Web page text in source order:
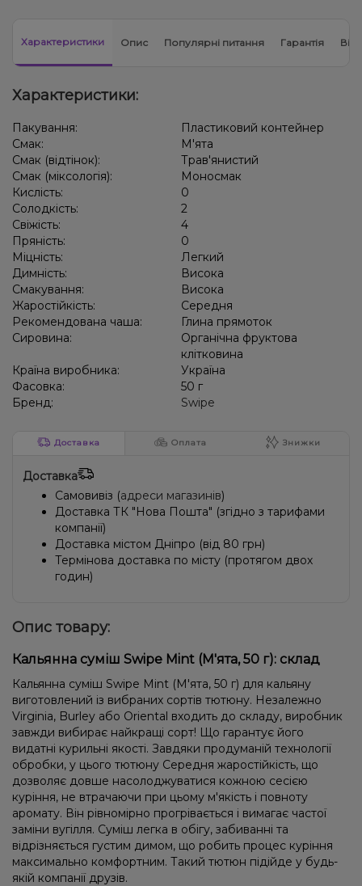
Характеристики Опис Популярні питання Гарантія
Характеристики:
Пакування:
Пластиковий контейнер
Смак:
М'ята
Смак (відтінок):
Трав'янистий
Смак (міксологія):
Моносмак
Кислість:
0
Солодкість:
2
Свіжість:
4
Пряність:
0
Міцність:
Легкий
Димність:
Висока
Смакування:
Висока
Жаростійкість:
Середня
Рекомендована чаша:
Глина прямоток
Сировина:
Органічна фруктова
клітковина
Країна виробника:
Україна
Фасовка:
50 г
Бренд:
Swipe
Доставка Оплата Знижки
Доставка
Самовивіз (адреси магазинів)
Доставка ТК "Нова Пошта" (згідно з тарифами
компанії)
Доставка містом Дніпро (від 80 грн)
Термінова доставка по місту (протягом двох
годин)
Опис товару:
Кальянна суміш Swipe Mint (М'ята, 50 г): склад
Кальянна суміш Swipe Mint (М'ята, 50 г) для кальяну
виготовлений із вибраних сортів тютюну. Незалежно
Virginia, Burley або Oriental входить до складу, виробник
завжди вибирає найкращі сорт! Що гарантує його
видатні курильні якості. Завдяки продуманій технології
обробки, у цього тютюну Середня жаростійкість, що
дозволяє довше насолоджуватися кожною сесією
куріння, не втрачаючи при цьому м'якість і повноту
аромату. Він рівномірно прогрівається і вимагає частої
заміни вугілля. Суміш легка в обігу, забиванні та
відрізняється густим димом, що робить процес куріння
максимально комфортним. Такий тютюн підійде у будь-
якій компанії друзів.